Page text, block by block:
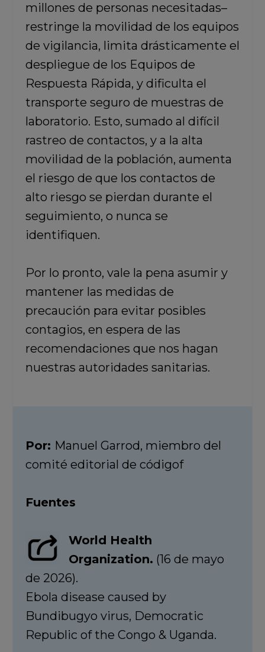
millones de personas necesitadas–
restringe la movilidad de los equipos
de vigilancia, limita drásticamente el
despliegue de los Equipos de
Respuesta Rápida, y dificulta el
transporte seguro de muestras de
laboratorio. Esto, sumado al difícil
rastreo de contactos, y a la alta
movilidad de la población, aumenta
el riesgo de que los contactos de
alto riesgo se pierdan durante el
seguimiento, o nunca se
identifiquen.
Por lo pronto, vale la pena asumir y
mantener las medidas de
precaución para evitar posibles
contagios, en espera de las
recomendaciones que nos hagan
nuestras autoridades sanitarias.
Por: Manuel Garrod, miembro del
comité editorial de códigof
Fuentes
World Health
Organization. (16 de mayo
de 2026).
Ebola disease caused by
Bundibugyo virus, Democratic
Republic of the Congo & Uganda.